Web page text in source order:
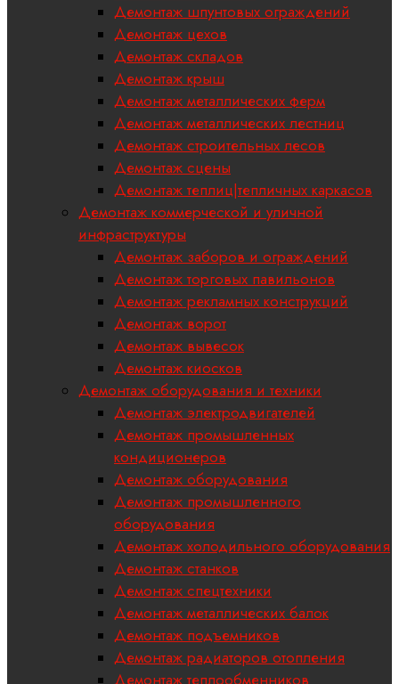
Демонтаж шпунтовых ограждений
Демонтаж цехов
Демонтаж складов
Демонтаж крыш
Демонтаж металлических ферм
Демонтаж металлических лестниц
Демонтаж строительных лесов
Демонтаж сцены
Демонтаж теплиц|тепличных каркасов
Демонтаж коммерческой и уличной
инфраструктуры
Демонтаж заборов и ограждений
Демонтаж торговых павильонов
Демонтаж рекламных конструкций
Демонтаж ворот
Демонтаж вывесок
Демонтаж киосков
Демонтаж оборудования и техники
Демонтаж электродвигателей
Демонтаж промышленных
кондиционеров
Демонтаж оборудования
Демонтаж промышленного
оборудования
Демонтаж холодильного оборудования
Демонтаж станков
Демонтаж спецтехники
Демонтаж металлических балок
Демонтаж подъемников
Демонтаж радиаторов отопления